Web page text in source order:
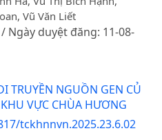
Vũ Văn Liết
Ngày duyệt đăng: 11-08-
TRUYỀN NGUỒN GEN CỦ
VỰC CHÙA HƯƠNG
tckhnnvn.2025.23.6.02